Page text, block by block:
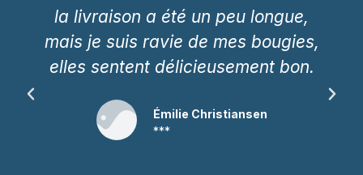
la livraison a été un peu longue,
mais je suis ravie de mes bougies,
elles sentent délicieusement bon.
Émilie Christiansen
***